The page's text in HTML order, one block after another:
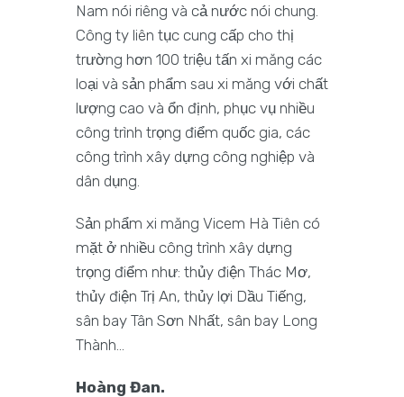
Nam nói riêng và cả nước nói chung.
Công ty liên tục cung cấp cho thị
trường hơn 100 triệu tấn xi măng các
loại và sản phẩm sau xi măng với chất
lượng cao và ổn định, phục vụ nhiều
công trình trọng điểm quốc gia, các
công trình xây dựng công nghiệp và
dân dụng.
Sản phẩm xi măng Vicem Hà Tiên có
mặt ở nhiều công trình xây dựng
trọng điểm như: thủy điện Thác Mơ,
thủy điện Trị An, thủy lợi Dầu Tiếng,
sân bay Tân Sơn Nhất, sân bay Long
Thành…
Hoàng Đan.